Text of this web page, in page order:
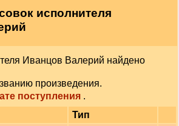
исполнителя
Иванцов Валерий найдено
произведения.
поступления .
Тип